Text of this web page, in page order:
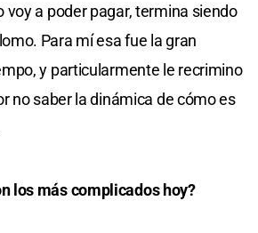
voy a poder pagar, termina siendo
Para mí esa fue la gran
y particularmente le recrimino
no saber la dinámica de cómo es
los más complicados hoy?